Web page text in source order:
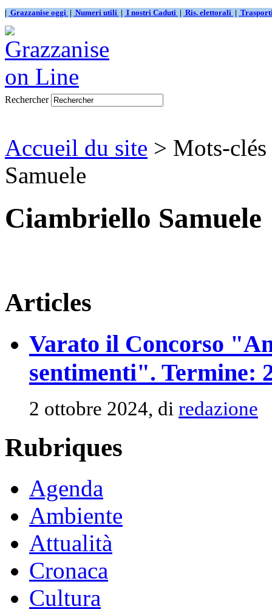
| Grazzanise oggi | Numeri utili | I nostri Caduti | Ris. elettorali |
Rechercher
Accueil du site > Mots-
Samuele
Ciambriello Samuele
Articles
Varato il Concorso
sentimenti". Termine:
2 ottobre 2024, di redazione
Rubriques
Agenda
Ambiente
Attualità
Cronaca
Cultura